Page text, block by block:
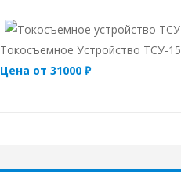
Токосъемное Устройство ТСУ-15
Цена от 31000 ₽